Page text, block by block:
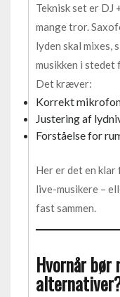
Teknisk set er DJ
mange tror.
lyden skal mixes,
musikken i
Det kræver:
Korrekt
Justering af
Forståelse for
Her er det en klar
live-musikere –
fast sammen.
Hvornår bør